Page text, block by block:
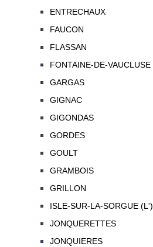
ENTRECHAUX
FAUCON
FLASSAN
FONTAINE-DE-VAUCLUSE
GARGAS
GIGNAC
GIGONDAS
GORDES
GOULT
GRAMBOIS
GRILLON
ISLE-SUR-LA-SORGUE (L')
JONQUERETTES
JONQUIERES